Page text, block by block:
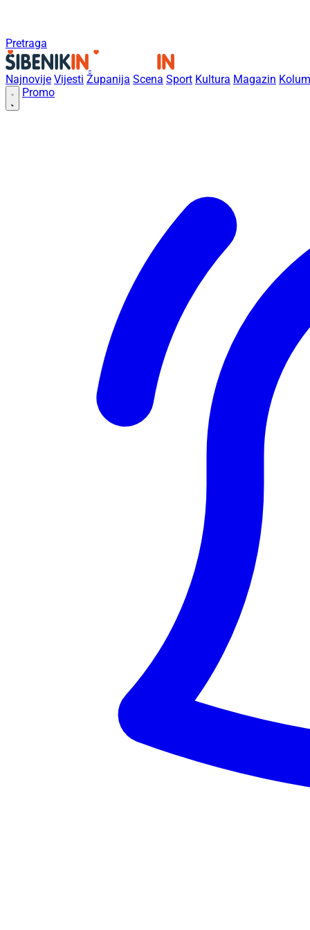
Pretraga
Najnovije Vijesti Županija Scena Sport Kultura Magazin
Promo